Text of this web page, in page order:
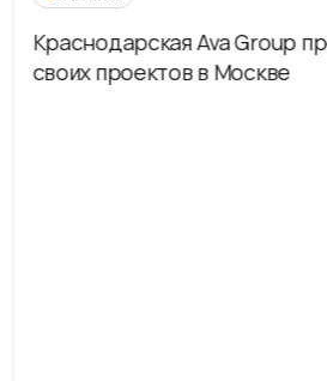
Краснодарская Ava Group
своих проектов в Москве